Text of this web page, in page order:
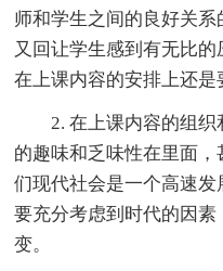
师和学生之间的良好关系
又回让学生感到有无比
在上课内容的安排上还是
2. 在上课内容的组
的趣味和乏味性在里面
们现代社会是一个高速
要充分考虑到时代的因
变。